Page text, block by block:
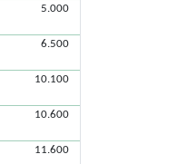
5.000
6.500
10.100
10.600
11.600